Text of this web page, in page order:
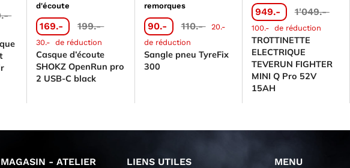
d'écoute
169.- 199.-
30.- de réduction
Casque d’écoute
SHOKZ OpenRun pro
2 USB-C black
remorques
90.- 110.-
20.-
de réduction
Sangle pneu TyreFix
300
949.- 1'049.-
100.- de réduction
TROTTINETTE
ELECTRIQUE
TEVERUN FIGHTER
MINI Q Pro 52V
15AH
MAGASIN - ATELIER
LIENS UTILES
MENU